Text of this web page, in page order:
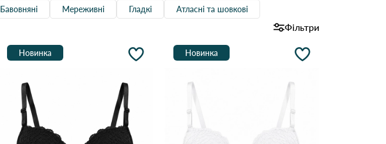
Бавовняні Мереживні Гладкі Атласні та шовкові
Фільтри
Новинка Новинка